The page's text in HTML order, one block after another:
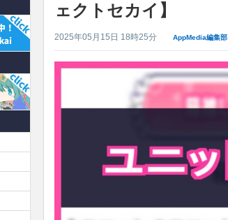
ェクトセカイ】
2025年05月15日 18時25分 AppMedia編集部